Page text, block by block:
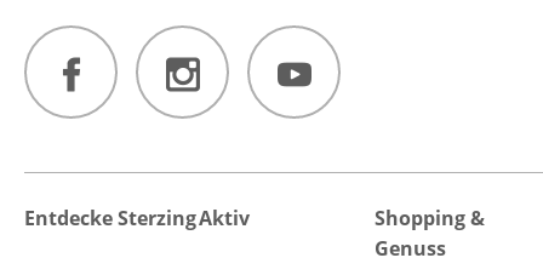
Entdecke SterzingAktiv
Shopping &
Genuss